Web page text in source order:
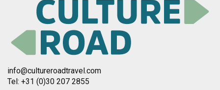
info@cultureroadtravel.com
Tel: +31 (0)30 207 2855